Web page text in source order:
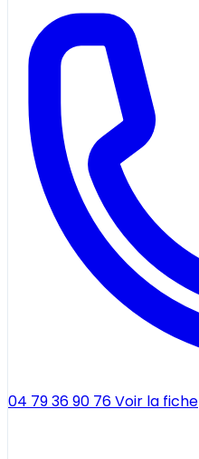
04 79 36 90 76Voir la fiche